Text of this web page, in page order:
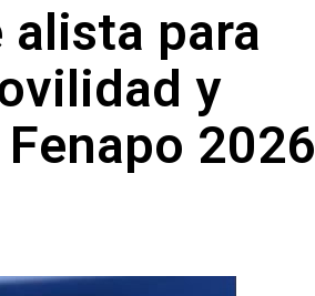
alista para
y
2026